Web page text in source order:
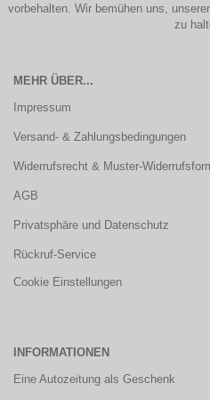
vorbehalten. Wir bemühen uns,
zu
MEHR ÜBER...
Impressum
Versand- & Zahlungsbedingungen
Widerrufsrecht & Muster-
AGB
Privatsphäre und Datenschutz
Rückruf-Service
Cookie Einstellungen
INFORMATIONEN
Eine Autozeitung als Geschenk